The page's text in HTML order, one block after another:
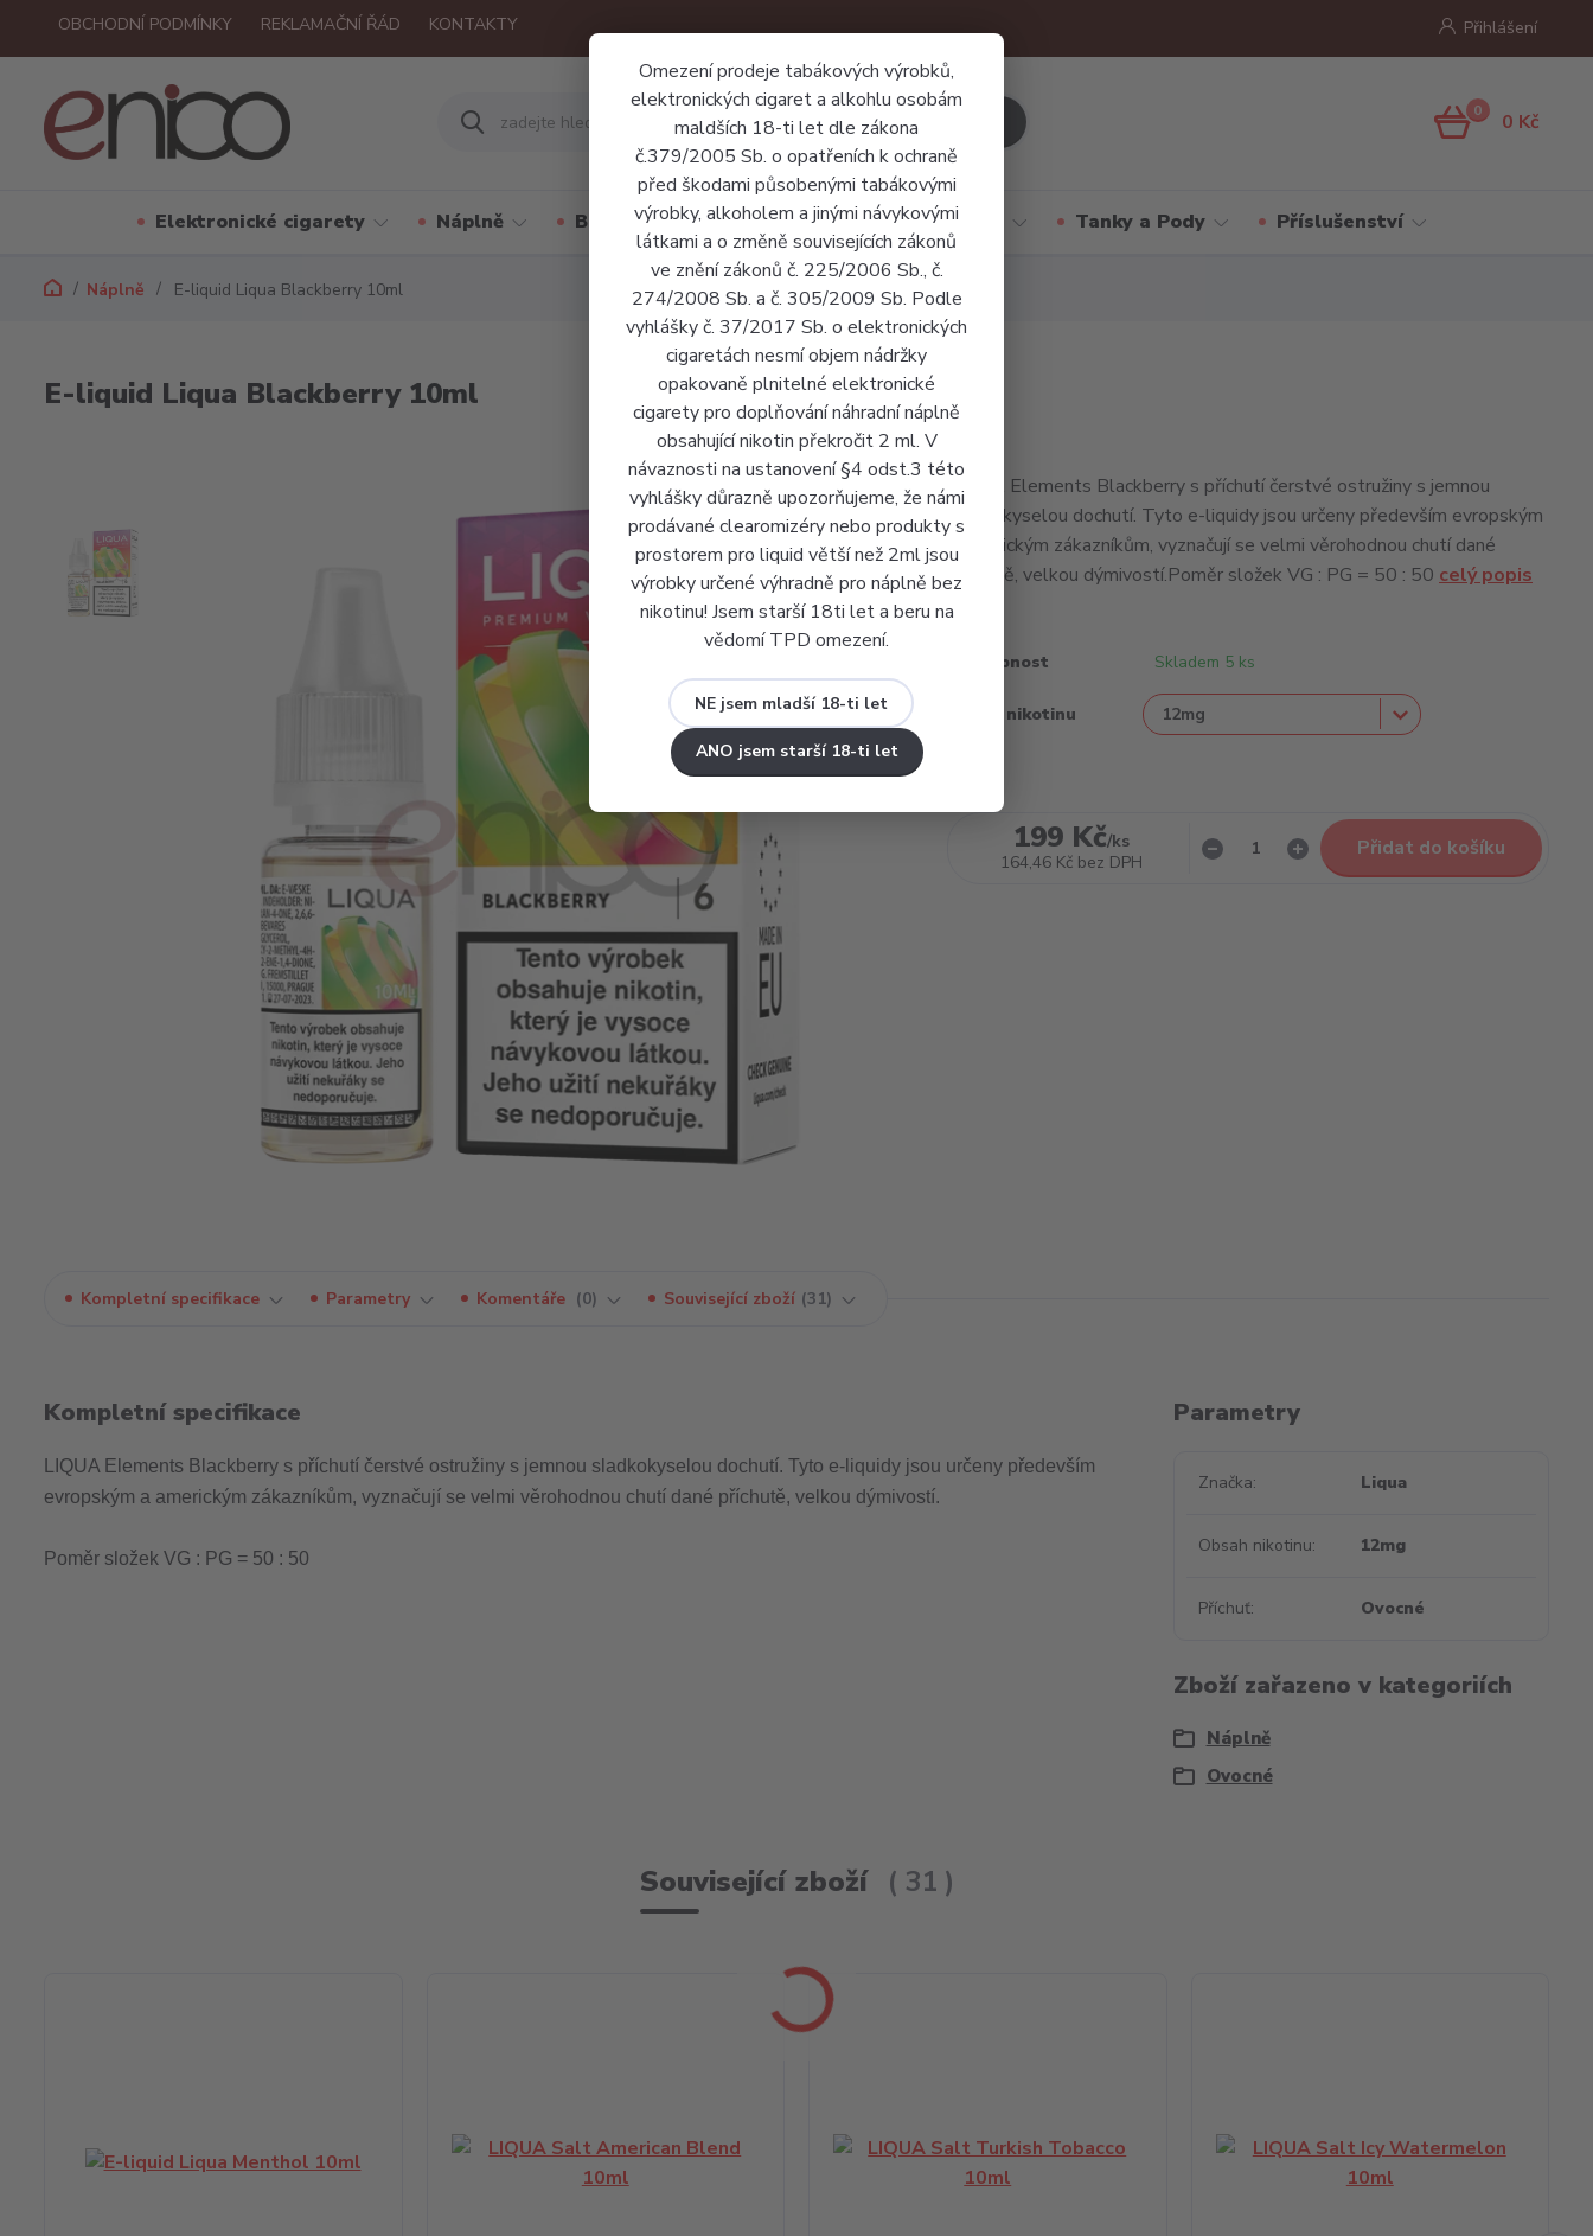
Omezení prodeje tabákových výrobků,
elektronických cigaret a alkohlu osobám
maldších 18-ti let dle zákona
č.379/2005 Sb. o opatřeních k ochraně
před škodami působenými tabákovými
výrobky, alkoholem a jinými návykovými
látkami a o změně souvisejících zákonů
ve znění zákonů č. 225/2006 Sb., č.
274/2008 Sb. a č. 305/2009 Sb. Podle
vyhlášky č. 37/2017 Sb. o elektronických
cigaretách nesmí objem nádržky
opakovaně plnitelné elektronické
cigarety pro doplňování náhradní náplně
obsahující nikotin překročit 2 ml. V
návaznosti na ustanovení §4 odst.3 této
vyhlášky důrazně upozorňujeme, že námi
prodávané clearomizéry nebo produkty s
prostorem pro liquid větší než 2ml jsou
výrobky určené výhradně pro náplně bez
nikotinu! Jsem starší 18ti let a beru na
vědomí TPD omezení.
NE jsem mladší 18-ti let
ANO jsem starší 18-ti let
OBCHODNÍ PODMÍNKY REKLAMAČNÍ ŘÁD KONTAKTY Přihlášení
0 0 Kč
Elektronické cigarety Náplně Báze a příchutě Jednorázové cigarety Tanky a Pody Příslušenství
Náplně E-liquid Liqua Blackberry 10ml
E-liquid Liqua Blackberry 10ml
LIQUA Elements Blackberry s příchutí čerstvé ostružiny s jemnou
sladkokyselou dochutí. Tyto e-liquidy jsou určeny především evropským
a americkým zákazníkům, vyznačují se velmi věrohodnou chutí dané
příchutě, velkou dýmivostí.Poměr složek VG : PG = 50 : 50 celý popis
Dostupnost Skladem 5 ks
Obsah nikotinu
199 Kč/ks
164,46 Kč bez DPH
Přidat do košíku
Kompletní specifikace Parametry Komentáře 0 Související zboží 31
Kompletní specifikace
LIQUA Elements Blackberry s příchutí čerstvé ostružiny s jemnou sladkokyselou dochutí. Tyto e-liquidy jsou určeny především
evropským a americkým zákazníkům, vyznačují se velmi věrohodnou chutí dané příchutě, velkou dýmivostí.
Poměr složek VG : PG = 50 : 50
Parametry
Značka Liqua
Obsah nikotinu 12mg
Příchuť Ovocné
Zboží zařazeno v kategoriích
Náplně
Ovocné
Související zboží 31